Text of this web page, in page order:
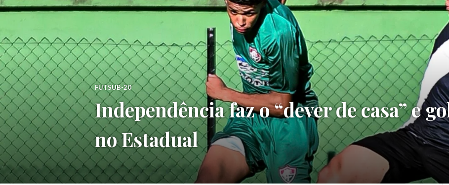
FUTSUB-20
Independência faz o “dever de casa” e
no Estadual